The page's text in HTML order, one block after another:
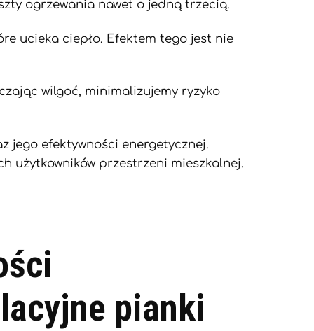
ogrzewania nawet o jedną trzecią.
ucieka ciepło. Efektem tego jest nie
wilgoć, minimalizujemy ryzyko
jego efektywności energetycznej.
użytkowników przestrzeni mieszkalnej.
pianki